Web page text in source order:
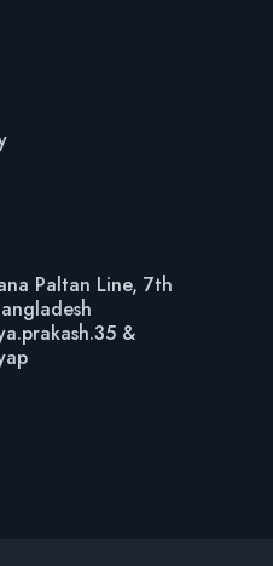
Paltan Line, 7th
&